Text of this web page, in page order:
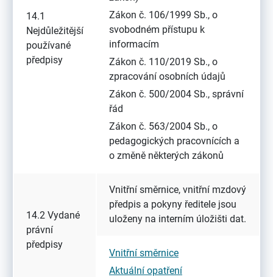
14.1
Nejdůležitější
používané
předpisy
Zákon č. 106/1999 Sb., o
svobodném přístupu k
informacím
Zákon č. 110/2019 Sb., o
zpracování osobních údajů
Zákon č. 500/2004 Sb., správní
řád
Zákon č. 563/2004 Sb., o
pedagogických pracovnících a
o změně některých zákonů
14.2 Vydané
právní
předpisy
Vnitřní směrnice, vnitřní mzdový
předpis a pokyny ředitele jsou
uloženy na interním úložišti dat.
Vnitřní směrnice
Aktuální opatření